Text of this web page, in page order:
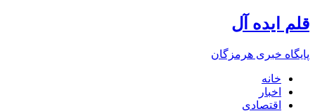
قلم ایده آل
پایگاه خبری هرمزگان
خانه
اخبار
اقتصادی